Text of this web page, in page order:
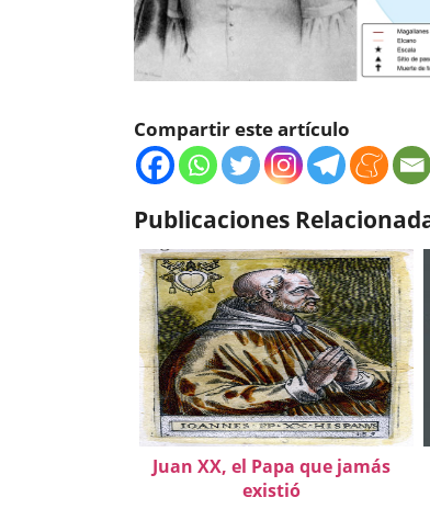
Compartir este artículo
Publicaciones
Juan XX, el Papa que jamás
existió